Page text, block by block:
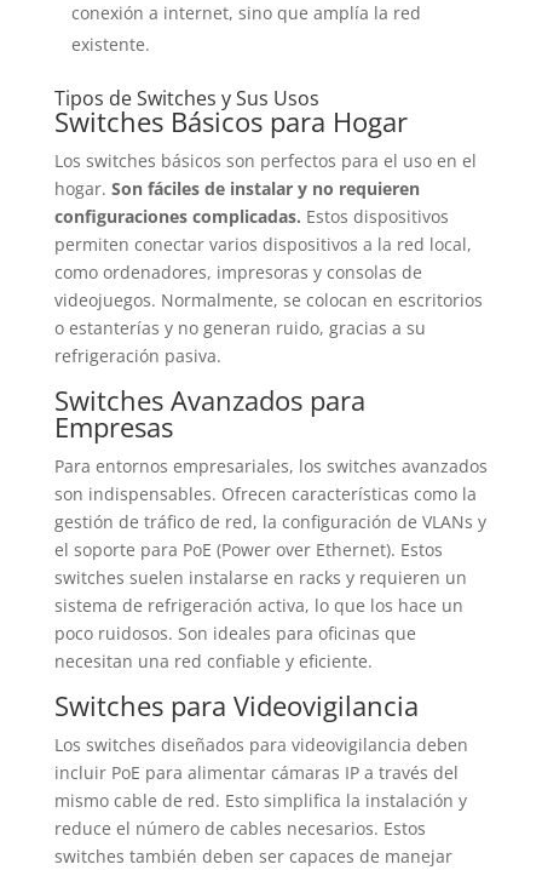
conexión a internet, sino que amplía la red
existente.
Tipos de Switches y Sus Usos
Switches Básicos para Hogar
Los switches básicos son perfectos para el uso en el
hogar. Son fáciles de instalar y no requieren
configuraciones complicadas. Estos dispositivos
permiten conectar varios dispositivos a la red local,
como ordenadores, impresoras y consolas de
videojuegos. Normalmente, se colocan en escritorios
o estanterías y no generan ruido, gracias a su
refrigeración pasiva.
Switches Avanzados para
Empresas
Para entornos empresariales, los switches avanzados
son indispensables. Ofrecen características como la
gestión de tráfico de red, la configuración de VLANs y
el soporte para PoE (Power over Ethernet). Estos
switches suelen instalarse en racks y requieren un
sistema de refrigeración activa, lo que los hace un
poco ruidosos. Son ideales para oficinas que
necesitan una red confiable y eficiente.
Switches para Videovigilancia
Los switches diseñados para videovigilancia deben
incluir PoE para alimentar cámaras IP a través del
mismo cable de red. Esto simplifica la instalación y
reduce el número de cables necesarios. Estos
switches también deben ser capaces de manejar